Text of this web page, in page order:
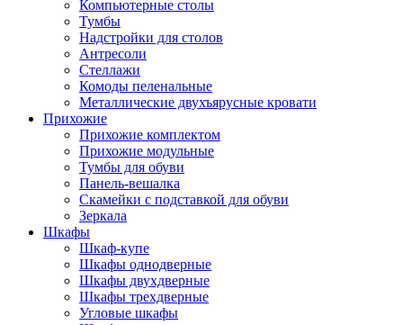
Компьютерные столы
Тумбы
Надстройки для столов
Антресоли
Стеллажи
Комоды пеленальные
Металлические двухъярусные кровати
Прихожие
Прихожие комплектом
Прихожие модульные
Тумбы для обуви
Панель-вешалка
Скамейки с подставкой для обуви
Зеркала
Шкафы
Шкаф-купе
Шкафы однодверные
Шкафы двухдверные
Шкафы трехдверные
Угловые шкафы